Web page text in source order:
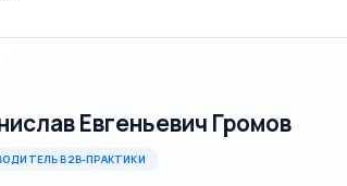
Евгеньевич Громов
B2B-ПРАКТИКИ